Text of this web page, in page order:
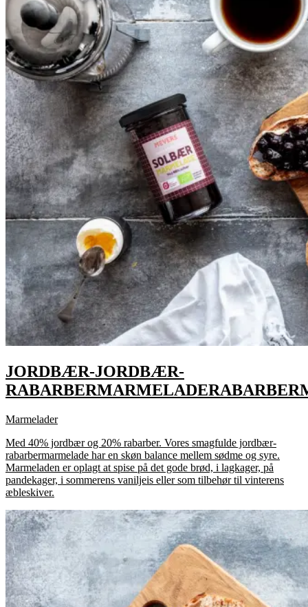
JORDBÆR-JORDBÆR-
RABARBERMARMELADE
Marmelader
Med 40% jordbær og 20% rabarber. Vores smagfulde jordbær-
rabarbermarmelade har en skøn balance mellem sødme og syre.
Marmeladen er oplagt at spise på det gode brød, i lagkager, på
pandekager, i sommerens vaniljeis eller som tilbehør til vinterens
æbleskiver.